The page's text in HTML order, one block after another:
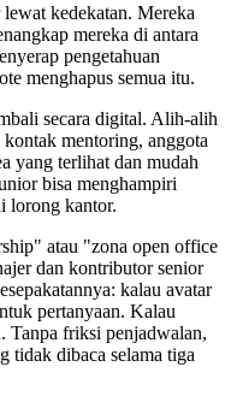
kedekatan. Mereka
mereka di antara
pengetahuan
menghapus semua itu.
secara digital. Alih-alih
mentoring, anggota
yang terlihat dan mudah
bisa menghampiri
lorong kantor.
atau "zona open office
dan kontributor senior
kalau avatar
pertanyaan. Kalau
Tanpa friksi penjadwalan,
tidak dibaca selama tiga